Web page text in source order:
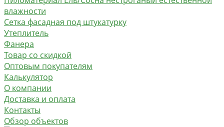
влажности
Сетка фасадная под штукатурку
Утеплитель
Фанера
Товар со скидкой
Оптовым покупателям
Калькулятор
О компании
Доставка и оплата
Контакты
Обзор объектов